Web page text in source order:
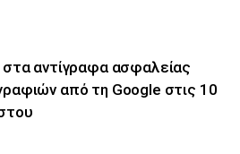
αντίγραφα ασφαλείας
από τη Google στις 10